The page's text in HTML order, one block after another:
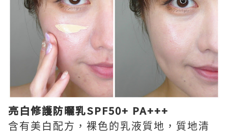
亮白修護防曬乳SPF50+ PA+++
含有美白配方，裸色的乳液質地， 質地清